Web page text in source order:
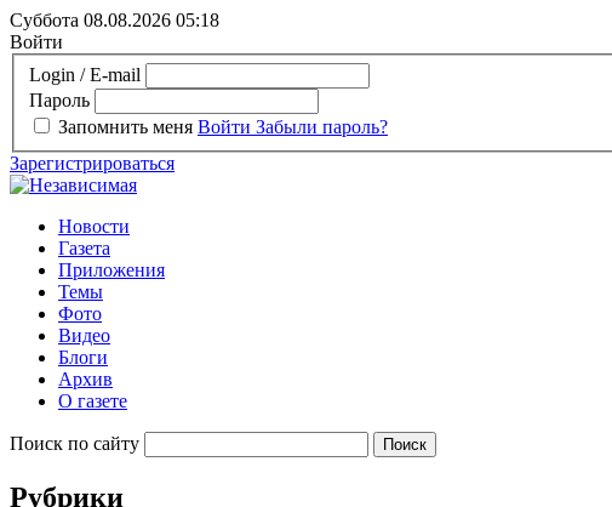
Суббота 08.08.2026 05:18
Войти
Login / E-mail
Пароль
Запомнить меня Войти Забыли пароль?
Зарегистрироваться
Новости
Газета
Приложения
Темы
Фото
Видео
Блоги
Архив
О газете
Поиск по сайту
Рубрики